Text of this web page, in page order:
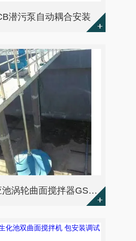
潜污泵自动耦合安装
絮凝反应池涡轮曲面搅拌器GSJ-500